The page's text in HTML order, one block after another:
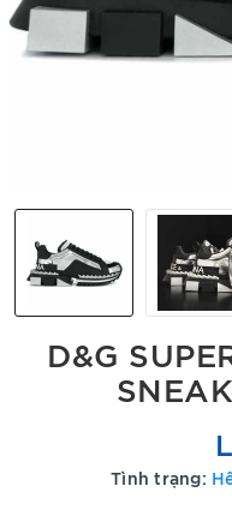
D&G
Tình trạng: